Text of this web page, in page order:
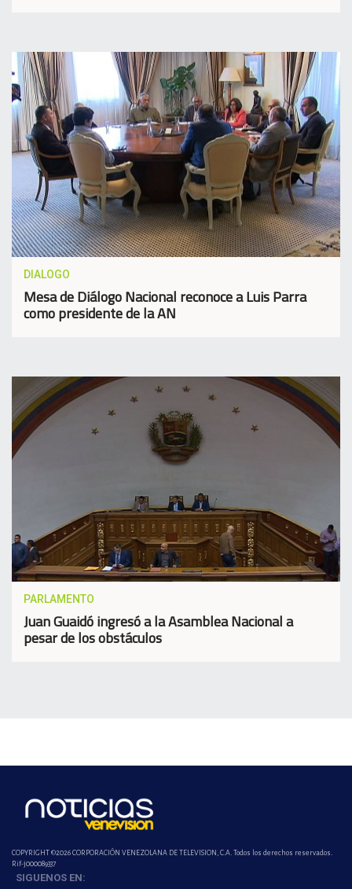
DIALOGO
Mesa de Diálogo Nacional reconoce a Luis Parra
como presidente de la AN
PARLAMENTO
Juan Guaidó ingresó a la Asamblea Nacional a
pesar de los obstáculos
COPYRIGHT ©2026 CORPORACIÓN VENEZOLANA DE TELEVISION, C.A. Todos los derechos reservados.
Rif-j000089337
SIGUENOS EN: